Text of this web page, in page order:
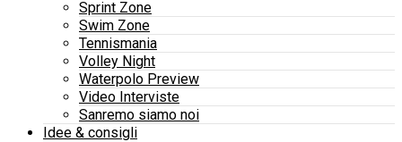
Sprint Zone
Swim Zone
Tennismania
Volley Night
Waterpolo Preview
Video Interviste
Sanremo siamo noi
Idee & consigli